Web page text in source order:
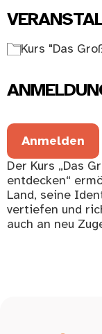
Kurs "Das
Anmelden
Der Kurs „Das
entdecken“
Land, seine
vertiefen und
auch an neu